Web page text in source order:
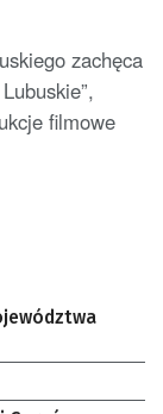
zachęca
filmowe